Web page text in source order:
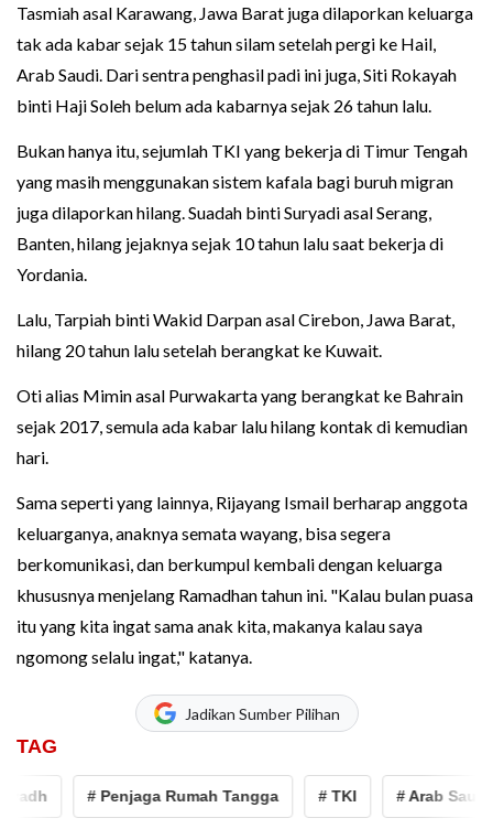
Tasmiah asal Karawang, Jawa Barat juga dilaporkan keluarga
tak ada kabar sejak 15 tahun silam setelah pergi ke Hail,
Arab Saudi. Dari sentra penghasil padi ini juga, Siti Rokayah
binti Haji Soleh belum ada kabarnya sejak 26 tahun lalu.
Bukan hanya itu, sejumlah TKI yang bekerja di Timur Tengah
yang masih menggunakan sistem kafala bagi buruh migran
juga dilaporkan hilang. Suadah binti Suryadi asal Serang,
Banten, hilang jejaknya sejak 10 tahun lalu saat bekerja di
Yordania.
Lalu, Tarpiah binti Wakid Darpan asal Cirebon, Jawa Barat,
hilang 20 tahun lalu setelah berangkat ke Kuwait.
Oti alias Mimin asal Purwakarta yang berangkat ke Bahrain
sejak 2017, semula ada kabar lalu hilang kontak di kemudian
hari.
Sama seperti yang lainnya, Rijayang Ismail berharap anggota
keluarganya, anaknya semata wayang, bisa segera
berkomunikasi, dan berkumpul kembali dengan keluarga
khususnya menjelang Ramadhan tahun ini. "Kalau bulan puasa
itu yang kita ingat sama anak kita, makanya kalau saya
ngomong selalu ingat," katanya.
Jadikan Sumber Pilihan
TAG
# Penjaga Rumah Tangga # TKI # Arab Saudi